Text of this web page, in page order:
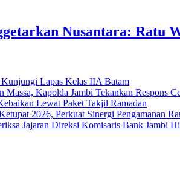
Nusantara: Ratu
Lapas Kelas IIA Batam
Kapolda Jambi Tekankan Respons
Lewat Paket Takjil Ramadan
2026, Perkuat Sinergi Pengamanan
Jajaran Direksi Komisaris Bank Jambi